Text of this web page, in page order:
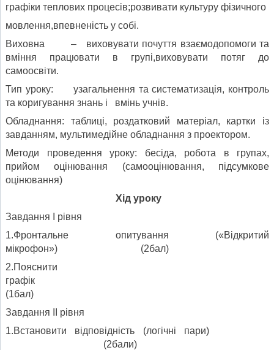
графіки теплових процесів;розвивати культуру фізичного
мовлення,впевненість у собі.
Виховна – виховувати почуття взаємодопомоги та
вміння працювати в групі,виховувати потяг до
самоосвіти.
Тип уроку: узагальнення та систематизація, контроль
та коригування знань і вмінь учнів.
Обладнання: таблиці, роздатковий матеріал, картки із
завданням, мультимедійне обладнання з проектором.
Методи проведення уроку: бесіда, робота в групах,
прийом оцінювання (самооцінювання, підсумкове
оцінювання)
Хід уроку
Завдання І рівня
1.Фронтальне опитування («Відкритий
мікрофон») (2бал)
2.Пояснити
графік
(1бал)
Завдання ІІ рівня
1.Встановити відповідність (логічні пари)
(2бали)